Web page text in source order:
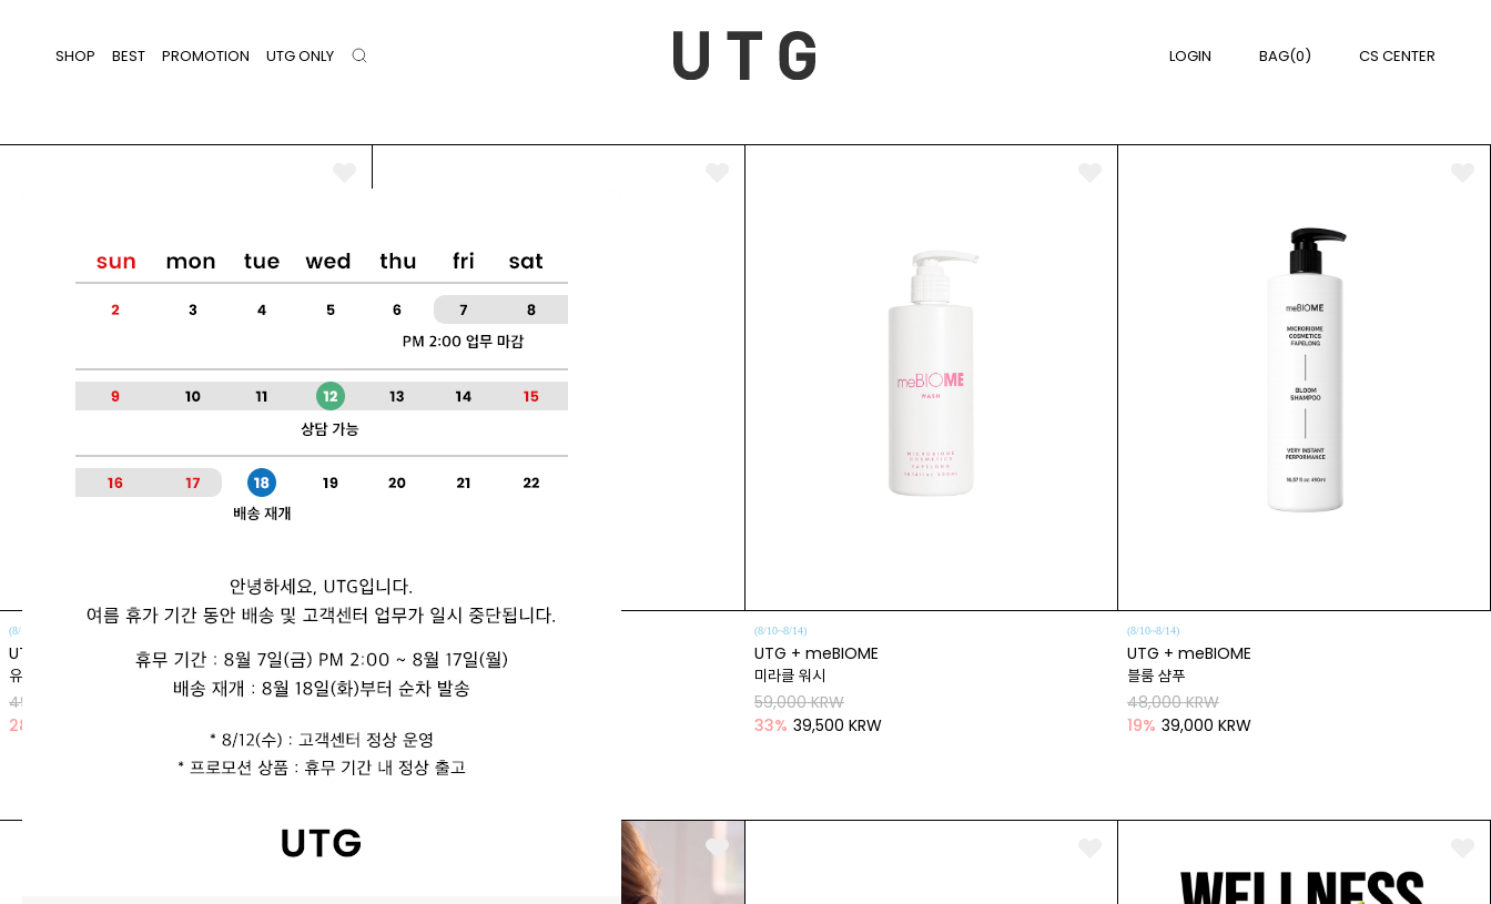
SHOP BEST PROMOTION UTG ONLY LOGIN BAG(0) CS CENTER
UTG + Cellontia
유로리틴 리프팅 앰플 (1박스 2개입) & 크림 마스크
(8/10~8/14)
49,900 KRW
28
UTG + 메가톡톡 5.2
뿌유
66,000 KRW
UTG + meBIOME
미라클 워시
(8/10~8/14)
59,000 KRW
33% 39,500 KRW
UTG + meBIOME
블룸 샴푸
(8/10~8/14)
48,000 KRW
19% 39,000 KRW